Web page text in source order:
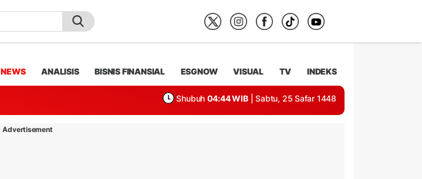
NEWS ANALISIS BISNIS FINANSIAL ESGNOW VISUAL TV INDEKS
Shubuh 04:44 WIB | Sabtu, 25 Safar 1448
Advertisement